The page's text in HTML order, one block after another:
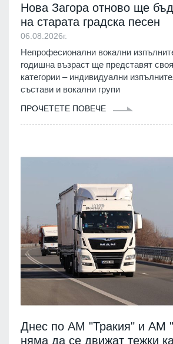
Нова Загора отново ще
на старата градска песен
06.08.2026г.
Непрофесионални вокални
годишна възраст ще представят
категории – индивидуални
състави и вокални групи
ПРОЧЕТЕТЕ ПОВЕЧЕ
Днес по АМ "Тракия" и АМ
няма да се движат тежки